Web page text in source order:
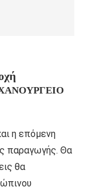
η επόμενη
παραγωγής. Θα
θα